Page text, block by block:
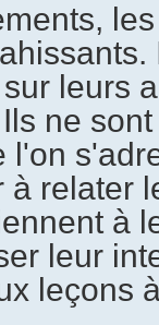
leurs
ne
l'on
relater
à
leur
leçons